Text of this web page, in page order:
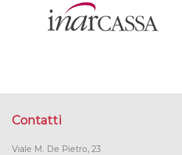
Contatti
Viale M. De Pietro, 23